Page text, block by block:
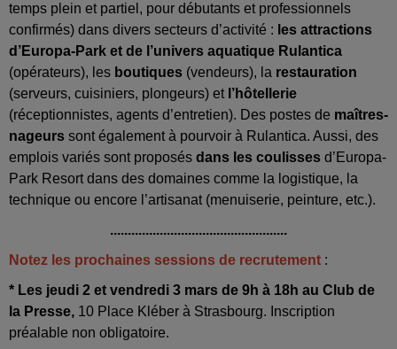
temps plein et partiel, pour débutants et professionnels
confirmés) dans divers secteurs d’activité : les attractions
d’Europa-Park et de l’univers aquatique Rulantica
(opérateurs), les boutiques (vendeurs), la restauration
(serveurs, cuisiniers, plongeurs) et l’hôtellerie
(réceptionnistes, agents d’entretien). Des postes de maîtres-
nageurs sont également à pourvoir à Rulantica. Aussi, des
emplois variés sont proposés dans les coulisses d’Europa-
Park Resort dans des domaines comme la logistique, la
technique ou encore l’artisanat (menuiserie, peinture, etc.).
..................................................
Notez les prochaines sessions de recrutement :
* Les jeudi 2 et vendredi 3 mars de 9h à 18h au Club de
la Presse, 10 Place Kléber à Strasbourg. Inscription
préalable non obligatoire.